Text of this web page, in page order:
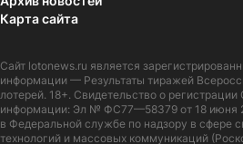
Карта сайта
Сайт lotonews.ru является
информации — Результаты тиражей
лотерей. 18+. Свидетельство о
информации: Эл № ФС77—58379 от 18 июня
в Федеральной службе по надзору в сфере
технологий и массовых коммуникаций